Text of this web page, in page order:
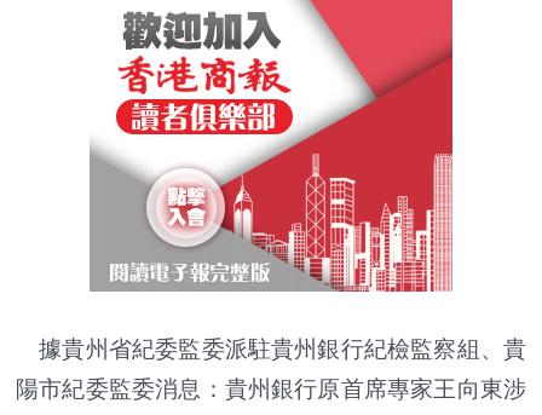
據貴州省紀委監委派駐貴州銀行紀檢監察組、貴
陽市紀委監委消息：貴州銀行原首席專家王向東涉